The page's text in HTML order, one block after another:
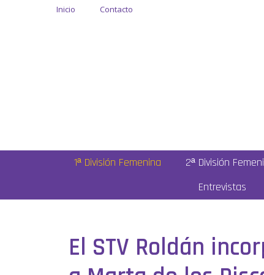
Inicio Contacto
1ª División Femenina 2ª División
Entrevistas
El STV Roldán